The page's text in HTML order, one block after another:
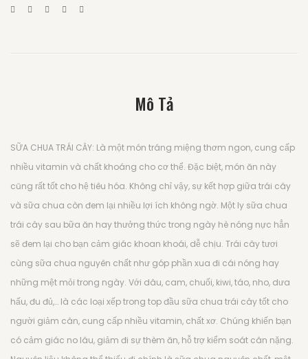
Mô Tả
SỮA CHUA TRÁI CÂY: Là một món tráng miệng thơm ngon, cung cấp
nhiều vitamin và chất khoáng cho cơ thể. Đặc biệt, món ăn này
cũng rất tốt cho hệ tiêu hóa. Không chỉ vậy, sự kết hợp giữa trái cây
và sữa chua còn đem lại nhiều lợi ích không ngờ. Một ly sữa chua
trái cây sau bữa ăn hay thưởng thức trong ngày hè nóng nực hẳn
sẽ đem lại cho bạn cảm giác khoan khoái, dễ chịu. Trái cây tươi
cùng sữa chua nguyên chất như góp phần xua đi cái nóng hay
những mệt mỏi trong ngày. Với dâu, cam, chuối, kiwi, táo, nho, dưa
hấu, đu đủ,… là các loại xếp trong top đầu sữa chua trái cây tốt cho
người giảm cân, cung cấp nhiều vitamin, chất xơ. Chúng khiến bạn
có cảm giác no lâu, giảm đi sự thèm ăn, hỗ trợ kiểm soát cân nặng.